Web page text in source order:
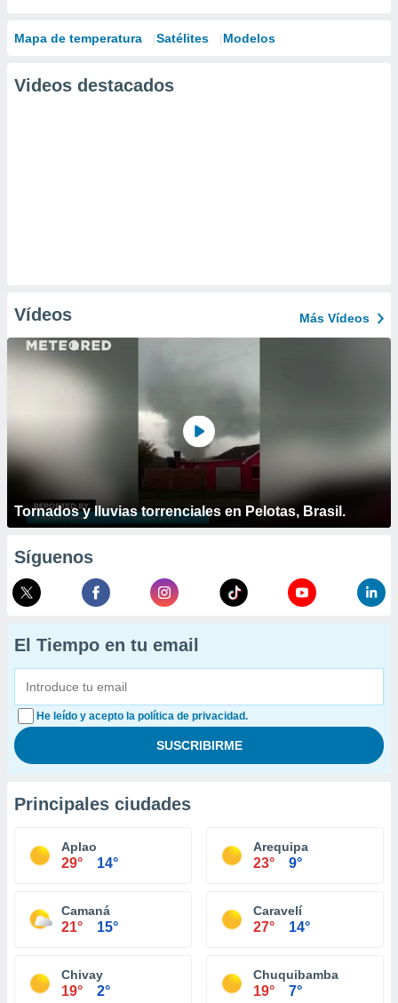
Mapa de temperatura Satélites Modelos
Videos destacados
Vídeos Más Vídeos
Tornados y lluvias torrenciales en Pelotas, Brasil.
Síguenos
El Tiempo en tu email
He leído y acepto la política de privacidad.
Principales ciudades
Aplao
29° 14°
Arequipa
23° 9°
Camaná
21° 15°
Caravelí
27° 14°
Chivay
19° 2°
Chuquibamba
19° 7°